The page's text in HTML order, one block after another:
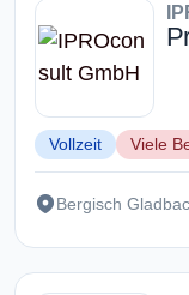
Vollzeit Viele
Bergisch